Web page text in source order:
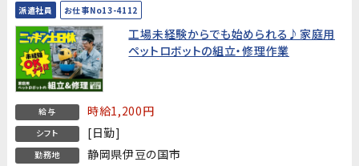
派遣社員 お仕事No13-4112
工場未経験からでも始められる♪家庭用
ペットロボットの組立・修理作業
給与 時給1,200円
シフト [日勤]
勤務地 静岡県伊豆の国市